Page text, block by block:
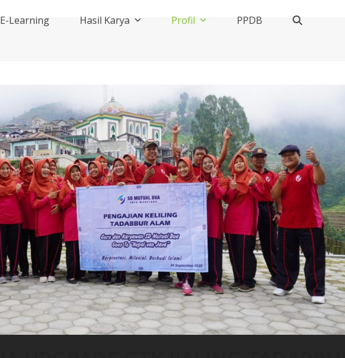
E-Learning Hasil Karya Profil PPDB